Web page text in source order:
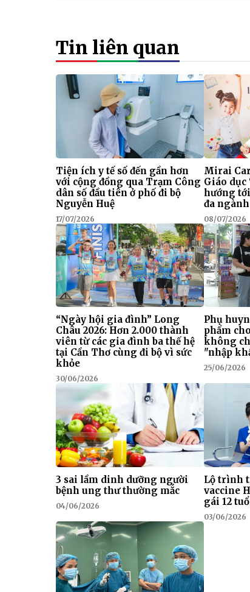
Tin liên quan
Tiện ích y tế số đến gần hơn
với cộng đồng qua Trạm Công
dân số đầu tiên ở phố đi bộ
Nguyễn Huệ
17/07/2026
Mirai
Giáo dục
hướng
đa
08/07/2026
“Ngày hội gia đình” Long
Châu 2026: Hơn 2.000 thành
viên từ các gia đình ba thế hệ
tại Cần Thơ cùng đi bộ vì sức
khỏe
30/06/2026
Phụ
phẩm
không
"nhập
25/06/2026
3 sai lầm dinh dưỡng người
bệnh ung thư thường mắc
04/06/2026
Lộ trình
vaccine
gái 12
03/06/2026